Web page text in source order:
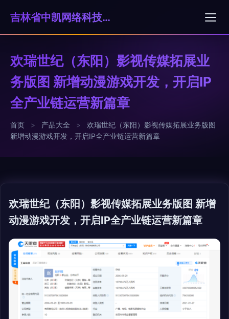
吉林省中凯网络科技有限公司
欢瑞世纪（东阳）影视传媒拓展业
务版图 新增动漫游戏开发，开启IP
全产业链运营新篇章
首页 > 产品大全 >
欢瑞世纪（东阳）影视传媒拓展业务版图
新增动漫游戏开发，开启IP全产业链运营新篇章
欢瑞世纪（东阳）影视传媒拓展业务版图 新增
动漫游戏开发，开启IP全产业链运营新篇章